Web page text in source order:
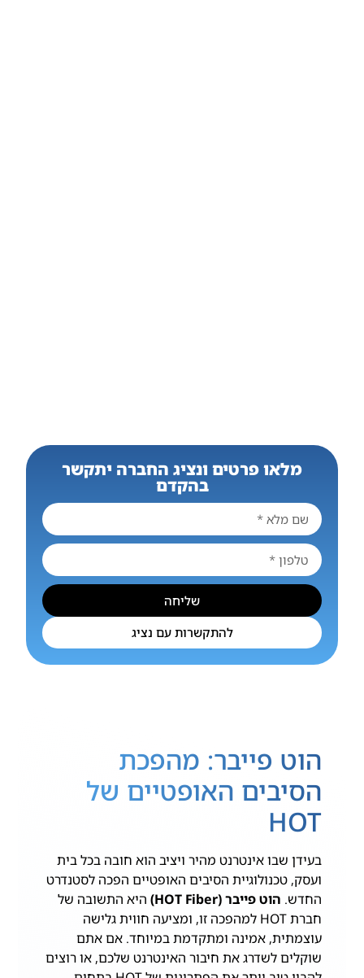
מלאו פרטים ונציג החברה יתקשר
בהקדם
שליחה
להתקשרות עם נציג
הוט פייבר: מהפכת
הסיבים האופטיים של
HOT
בעידן שבו אינטרנט מהיר ויציב הוא חובה בכל בית
ועסק, טכנולוגיית הסיבים האופטיים הפכה לסטנדרט
החדש. הוט פייבר (HOT Fiber)
היא התשובה של
חברת HOT למהפכה זו, ומציעה חווית גלישה
עוצמתית, אמינה ומתקדמת במיוחד. אם אתם
שוקלים לשדרג את חיבור האינטרנט שלכם, או רוצים